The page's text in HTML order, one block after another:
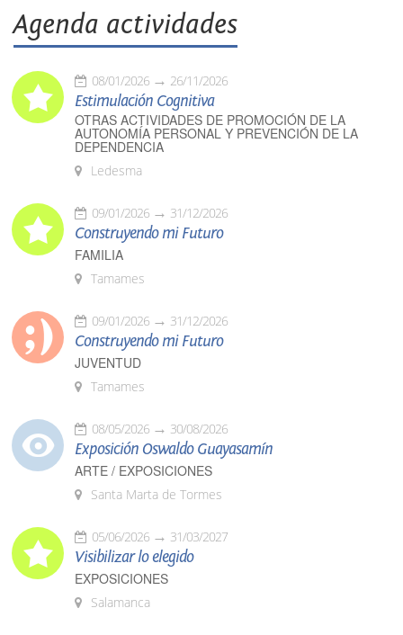
Agenda actividades
08/01/2026 26/11/2026
Estimulación Cognitiva
OTRAS ACTIVIDADES DE PROMOCIÓN DE LA
AUTONOMÍA PERSONAL Y PREVENCIÓN DE LA
DEPENDENCIA
Ledesma
09/01/2026 31/12/2026
Construyendo mi Futuro
FAMILIA
Tamames
09/01/2026 31/12/2026
Construyendo mi Futuro
JUVENTUD
Tamames
08/05/2026 30/08/2026
Exposición Oswaldo Guayasamín
ARTE / EXPOSICIONES
Santa Marta de Tormes
05/06/2026 31/03/2027
Visibilizar lo elegido
EXPOSICIONES
Salamanca